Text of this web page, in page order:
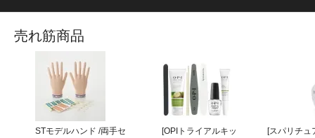
売れ筋商品
STモデルハンド /両手セ
[OPIトライアルキッ
[スパリチュ